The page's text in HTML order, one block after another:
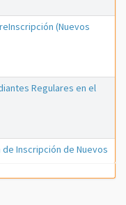
(Nuevos
Regulares en el
Inscripción de Nuevos